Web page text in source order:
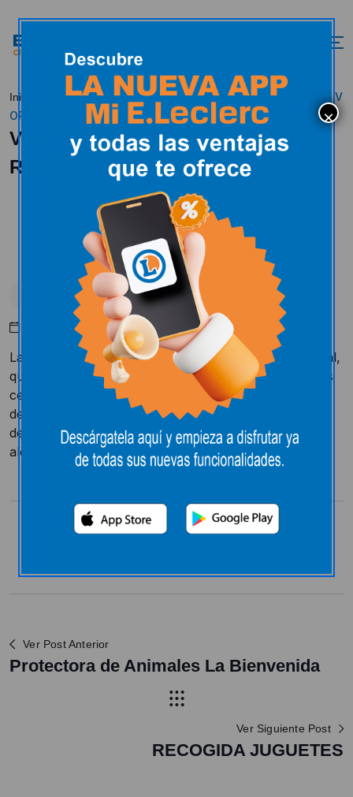
Inicio E.Leclerc en los medios E.Leclerc en los medios
V
OPEN BTT Diputación de Ciudad Real
V OPEN BTT Diputación de Ciudad
Real
E.Leclerc en los medios
Mayo 10, 2016
La sexta prueba del V Open BTT Diputación Provincial,
que se celebró el pasado 26 de Abril fue un éxito. Los
cerros de Carrión se llenaron tanto de ciclistas como
de espectadores que disfrutaron de un día tanto de
deporte como de naturaleza. En E.Leclerc nos
alegramos de poder colaborar en eventos como este.
Ver Post Anterior
Protectora de Animales La Bienvenida
Ver Siguiente Post
RECOGIDA JUGUETES